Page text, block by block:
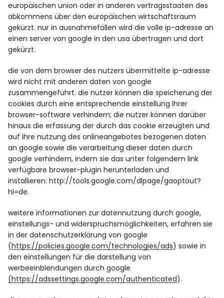
europäischen union oder in anderen vertragsstaaten des
abkommens über den europäischen wirtschaftsraum
gekürzt. nur in ausnahmefällen wird die volle ip-adresse an
einen server von google in den usa übertragen und dort
gekürzt.
die von dem browser des nutzers übermittelte ip-adresse
wird nicht mit anderen daten von google
zusammengeführt. die nutzer können die speicherung der
cookies durch eine entsprechende einstellung ihrer
browser-software verhindern; die nutzer können darüber
hinaus die erfassung der durch das cookie erzeugten und
auf ihre nutzung des onlineangebotes bezogenen daten
an google sowie die verarbeitung dieser daten durch
google verhindern, indem sie das unter folgendem link
verfügbare browser-plugin herunterladen und
installieren:http://tools.google.com/dlpage/gaoptout?
hl=de.
weitere informationen zur datennutzung durch google,
einstellungs- und widerspruchsmöglichkeiten, erfahren sie
in der datenschutzerklärung von google
(https://policies.google.com/technologies/ads) sowie in
den einstellungen für die darstellung von
werbeeinblendungen durch google
(https://adssettings.google.com/authenticated).